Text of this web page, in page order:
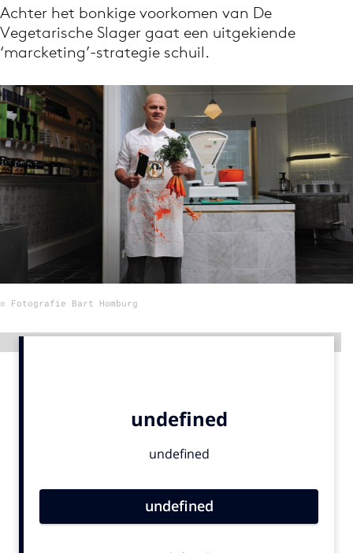
Volg het laatste nieuws via de Adformatie
Nieuws app
Menu
Home
9 sept: GenAI-training
12 nov: MarketingLive!
Adverteren
Events
Opleidingen
Vacatures
Campagnes
Achter het bonkige voorkomen van De
Vegetarische Slager gaat een uitgekiende
‘marcketing’-strategie schuil.
© Fotografie Bart Homburg